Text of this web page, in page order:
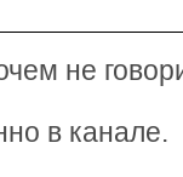
не
в канале.